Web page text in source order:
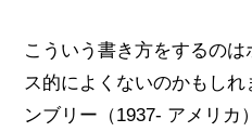
こういう書き方をするの
ス的によくないのかもし
ンブリー（1937- アメリカ